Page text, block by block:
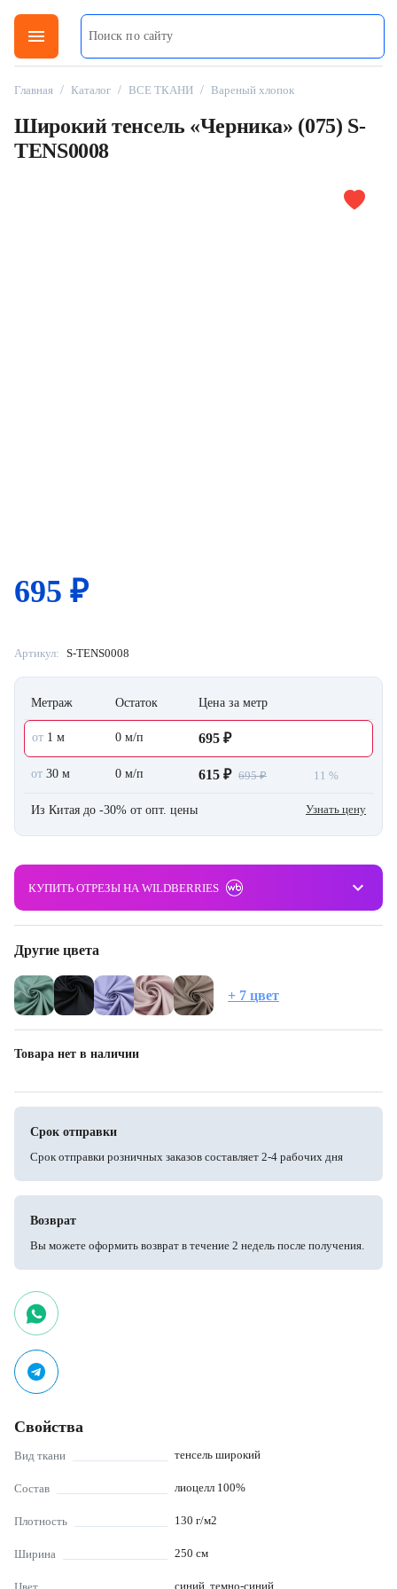
menu
Главная / Каталог / ВСЕ ТКАНИ / Вареный хлопок
Широкий тенсель «Черника» (075) S-
TENS0008
695 ₽
Артикул: S-TENS0008
Метраж Остаток Цена за метр
от 1 м 0 м/п 695 ₽
от 30 м 0 м/п 615 ₽ 695 ₽ 11 %
Из Китая до -30% от опт. цены Узнать цену
КУПИТЬ ОТРЕЗЫ НА WILDBERRIES keyboard_arrow_down
Другие цвета
+ 7 цвет
Товара нет в наличии
Срок отправки
Срок отправки розничных заказов составляет 2-4 рабочих дня
Возврат
Вы можете оформить возврат в течение 2 недель после получения.
Свойства
Вид ткани тенсель широкий
Состав лиоцелл 100%
Плотность 130 г/м2
Ширина 250 см
синий, темно-синий